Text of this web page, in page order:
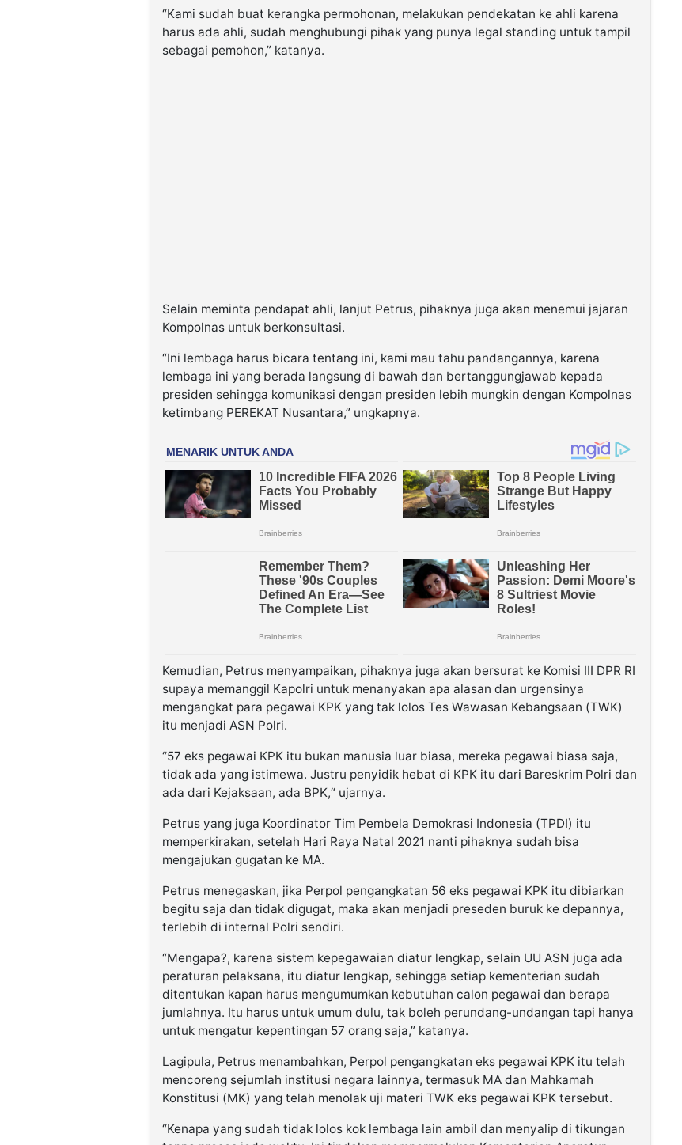
“Kami sudah buat kerangka permohonan, melakukan pendekatan ke ahli karena
harus ada ahli, sudah menghubungi pihak yang punya legal standing untuk tampil
sebagai pemohon,” katanya.
Selain meminta pendapat ahli, lanjut Petrus, pihaknya juga akan menemui jajaran
Kompolnas untuk berkonsultasi.
“Ini lembaga harus bicara tentang ini, kami mau tahu pandangannya, karena
lembaga ini yang berada langsung di bawah dan bertanggungjawab kepada
presiden sehingga komunikasi dengan presiden lebih mungkin dengan Kompolnas
ketimbang PEREKAT Nusantara,” ungkapnya.
Kemudian, Petrus menyampaikan, pihaknya juga akan bersurat ke Komisi III DPR RI
supaya memanggil Kapolri untuk menanyakan apa alasan dan urgensinya
mengangkat para pegawai KPK yang tak lolos Tes Wawasan Kebangsaan (TWK)
itu menjadi ASN Polri.
“57 eks pegawai KPK itu bukan manusia luar biasa, mereka pegawai biasa saja,
tidak ada yang istimewa. Justru penyidik hebat di KPK itu dari Bareskrim Polri dan
ada dari Kejaksaan, ada BPK,“ ujarnya.
Petrus yang juga Koordinator Tim Pembela Demokrasi Indonesia (TPDI) itu
memperkirakan, setelah Hari Raya Natal 2021 nanti pihaknya sudah bisa
mengajukan gugatan ke MA.
Petrus menegaskan, jika Perpol pengangkatan 56 eks pegawai KPK itu dibiarkan
begitu saja dan tidak digugat, maka akan menjadi preseden buruk ke depannya,
terlebih di internal Polri sendiri.
“Mengapa?, karena sistem kepegawaian diatur lengkap, selain UU ASN juga ada
peraturan pelaksana, itu diatur lengkap, sehingga setiap kementerian sudah
ditentukan kapan harus mengumumkan kebutuhan calon pegawai dan berapa
jumlahnya. Itu harus untuk umum dulu, tak boleh perundang-undangan tapi hanya
untuk mengatur kepentingan 57 orang saja,” katanya.
Lagipula, Petrus menambahkan, Perpol pengangkatan eks pegawai KPK itu telah
mencoreng sejumlah institusi negara lainnya, termasuk MA dan Mahkamah
Konstitusi (MK) yang telah menolak uji materi TWK eks pegawai KPK tersebut.
“Kenapa yang sudah tidak lolos kok lembaga lain ambil dan menyalip di tikungan